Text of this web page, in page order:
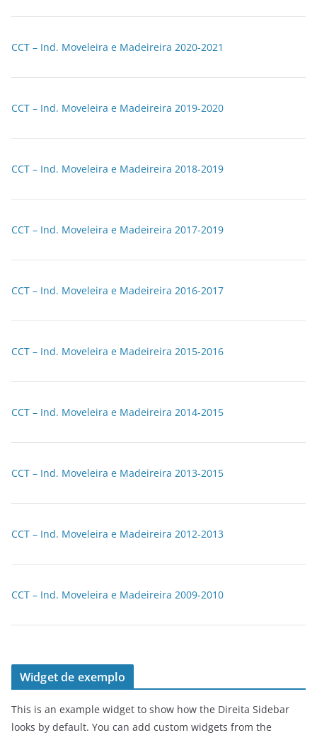
CCT – Ind. Moveleira e Madeireira 2020-2021
CCT – Ind. Moveleira e Madeireira 2019-2020
CCT – Ind. Moveleira e Madeireira 2018-2019
CCT – Ind. Moveleira e Madeireira 2017-2019
CCT – Ind. Moveleira e Madeireira 2016-2017
CCT – Ind. Moveleira e Madeireira 2015-2016
CCT – Ind. Moveleira e Madeireira 2014-2015
CCT – Ind. Moveleira e Madeireira 2013-2015
CCT – Ind. Moveleira e Madeireira 2012-2013
CCT – Ind. Moveleira e Madeireira 2009-2010
Widget de exemplo
This is an example widget to show how the Direita Sidebar
looks by default. You can add custom widgets from the